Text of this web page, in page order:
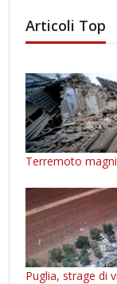
Articoli Top
Terremoto
Puglia, strage di